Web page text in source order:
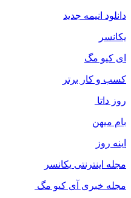
دانلود انیمه جدید
یکانسر
ای کیو مگ
کسب و کار برتر
روز داتا
بام میهن
اینه روز
مجله اینترنتی یکانسر
مجله خبری آی کیو مگ